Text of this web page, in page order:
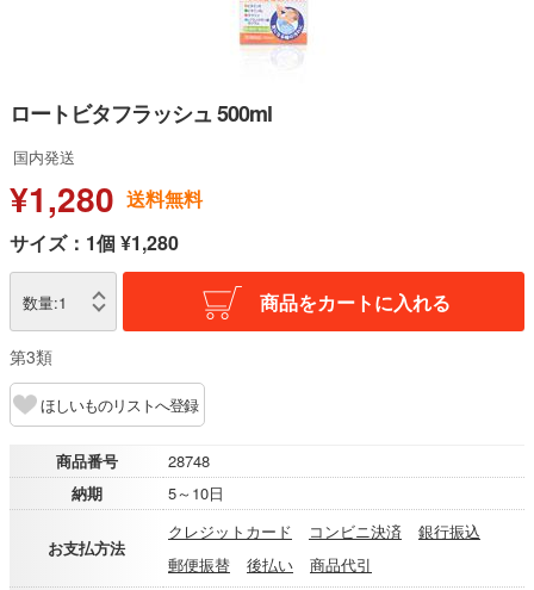
ロートビタフラッシュ 500ml
国内発送
¥1,280 送料無料
サイズ：1個 ¥1,280
数量:1 商品をカートに入れる
第3類
ほしいものリストへ登録
商品番号
28748
納期
5～10日
お支払方法
クレジットカード コンビニ決済
銀行振込
郵便振替
後払い 商品代引